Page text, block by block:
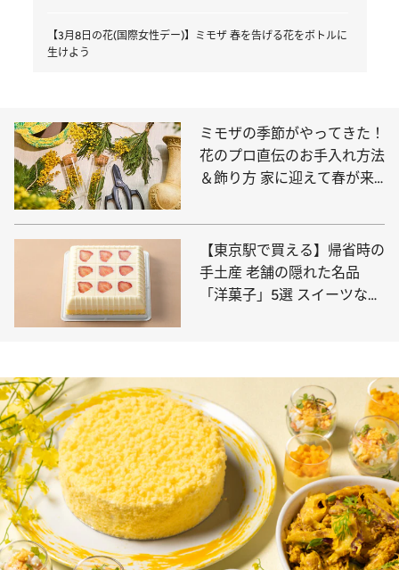
【3月8日の花(国際女性デー)】ミモザ 春を告げる花をボトルに
生けよう
ミモザの季節がやってきた！
花のプロ直伝のお手入れ方法
＆飾り方 家に迎えて春が来
【東京駅で買える】帰省時の
手土産 老舗の隠れた名品
「洋菓子」5選 スイーツなか